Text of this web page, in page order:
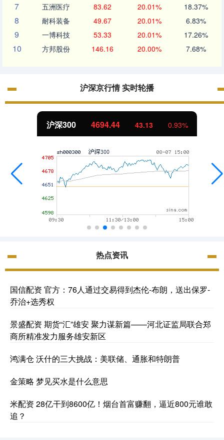
7 五洲医疗 83.62 20.01% 18.37%
8 耐科装备 49.67 20.01% 6.83%
9 一博科技 53.33 20.01% 17.26%
10 方邦股份 146.16 20.00% 7.68%
沪深京行情 实时轮播
沪深300 4694.44 43.13 0.93%
热点资讯
国信配资 官方：76人通过交易得到杰伦-布朗，送出保罗-
乔治+选秀权
景盛配资 期货“汇”雄安 聚力谋新篇——河北证监局联合郑
商所精准发力服务雄安新区
鸿满仓 沃什的三大挑战：美联储、通胀和特朗普
金策略 梦见买水是什么意思
米配资 28亿干到8600亿！烟台首富赚翻，逼近800元谁敢
追？